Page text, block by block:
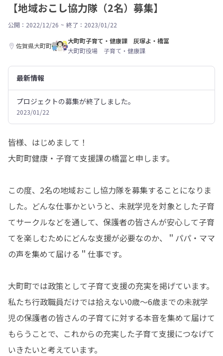
【地域おこし協力隊（2名）募集】
公開：2022/12/26 ~ 終了：2023/01/22
佐賀県大町町
大町町子育て・健康課 灰塚よ・橋冨
大町町役場 子育て・健康課
最新情報
プロジェクトの募集が終了しました。
2023/01/22
皆様、はじめまして！
大町町健康・子育て支援課の橋冨と申します。
この度、2名の地域おこし協力隊を募集することになりま
した。どんな仕事かというと、未就学児を対象とした子育
てサークルなどを通して、保護者の皆さんが安心して子育
てを楽しむためにどんな支援が必要なのか、＂パパ・ママ
の声を集めて届ける＂仕事です。
大町町では政策として子育て支援の充実を掲げています。
私たち行政職員だけでは拾えない0歳～6歳までの未就学
児の保護者の皆さんの子育てに対する本音を集めて届けて
もらうことで、これからの充実した子育て支援につなげて
いきたいと考えています。